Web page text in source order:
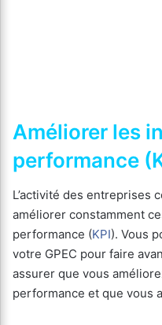
Améliorer les
performance
L’activité des entreprises
améliorer constamment
performance (KPI). Vous
votre GPEC pour faire
assurer que vous
performance et que vous